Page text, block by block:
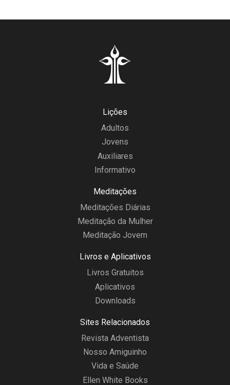
Lições
Adultos
Jovens
Auxiliares
Informativo
Meditações
Meditações Diárias
Meditação da Mulher
Meditação Jovem
Livros e Aplicativos
Livros Gratuitos
Aplicativos
Downloads
Sites Relacionados
Revista Adventista
Nosso Amiguinho
Vida e Saúde
Ellen White Books